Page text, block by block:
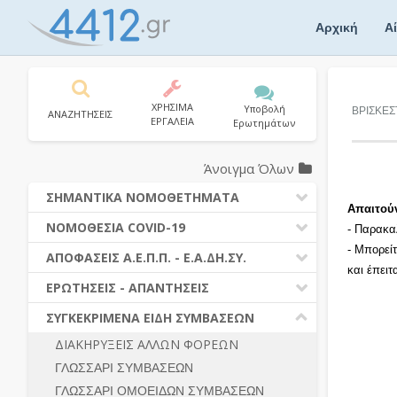
Αρχική
-
-
και
ΑΝΑΖΗΤΗΣΕΙΣ
ΧΡΗΣΙΜΑ
ΕΡΓΑΛΕΙΑ
Υποβολή
Ερωτημάτων
Άνοιγμα Όλων
ΣΗΜΑΝΤΙΚΑ ΝΟΜΟΘΕΤΗΜΑΤΑ
ΔΗΜΟΣΙΕΣ ΣΥΜΒΑΣΕΙΣ (Ν. 4412/2016)
ΔΗΜΟΤΙΚΟΣ ΚΩΔΙΚΑΣ (Ν.3463/2006)
ΚΑΛΛΙΚΡΑΤΗΣ (Ν.3852/2010)
ΝΟΜΟΘΕΣΙΑ - ΝΟΜΟΛΟΓΙΑ (ΣΥΝΟΛΟ)
ΝΟΜΟΘΕΣΙΑ COVID-19
ΝΟΜΟΘΕΣΙΑ - ΝΟΜΟΛΟΓΙΑ COVID -19
ΕΡΩΤΗΣΕΙΣ - ΑΠΑΝΤΗΣΕΙΣ
ΑΠΟΦΑΣΕΙΣ Α.Ε.Π.Π. - Ε.Α.ΔΗ.ΣΥ.
ΠΡΟΔΙΚΑΣΤΙΚΗ ΠΡΟΣΦΥΓΗ
ΓΕΝΙΚΟΙ ΚΑΝΟΝΕΣ
ΔΙΚΑΙΟΥΜΕΝΟΙ ΣΥΜΜΕΤΟΧΗΣ
ΠΡΟΣΦΟΡΕΣ – ΔΙΚΑΙΟΛΟΓΗΤΙΚΑ
ΣΥΜΜΕΤΟΧΗΣ
ΕΡΩΤΗΣΕΙΣ - ΑΠΑΝΤΗΣΕΙΣ
Ν. 4782/2021 - ΤΡΟΠΟΠΟΙΗΣΗ
4412/2016
ΔΙΕΞΑΓΩΓΗ ΔΙΑΔΙΚΑΣΙΑΣ
ΔΙΑΔΙΚΑΣΙΕΣ ΑΝΑΘΕΣΗΣ
ΣΥΓΚΕΚΡΙΜΕΝΑ ΕΙΔΗ ΣΥΜΒΑΣΕΩΝ
ΔΙΑΚΗΡΥΞΕΙΣ ΑΛΛΩΝ ΦΟΡΕΩΝ
ΓΛΩΣΣΑΡΙ ΣΥΜΒΑΣΕΩΝ
ΓΛΩΣΣΑΡΙ ΟΜΟΕΙΔΩΝ ΣΥΜΒΑΣΕΩΝ